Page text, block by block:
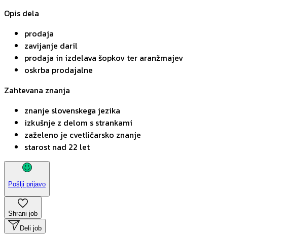
Opis dela
prodaja
zavijanje daril
prodaja in izdelava šopkov ter aranžmajev
oskrba prodajalne
Zahtevana znanja
znanje slovenskega jezika
izkušnje z delom s strankami
zaželeno je cvetličarsko znanje
starost nad 22 let
Pošlji prijavo
Shrani job
Deli job